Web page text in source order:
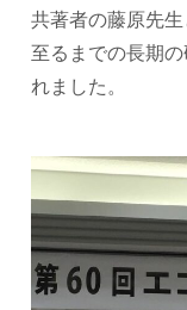
共著者の藤原先
至るまでの長期
れました。